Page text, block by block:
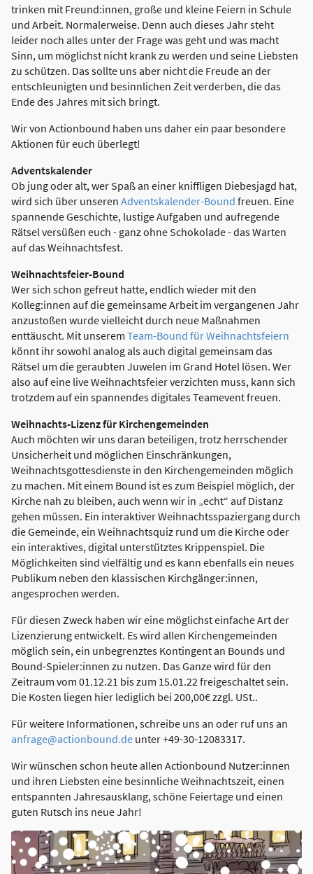
trinken mit Freund:innen, große und kleine Feiern in Schule
und Arbeit. Normalerweise. Denn auch dieses Jahr steht
leider noch alles unter der Frage was geht und was macht
Sinn, um möglichst nicht krank zu werden und seine Liebsten
zu schützen. Das sollte uns aber nicht die Freude an der
entschleunigten und besinnlichen Zeit verderben, die das
Ende des Jahres mit sich bringt.
Wir von Actionbound haben uns daher ein paar besondere
Aktionen für euch überlegt!
Adventskalender
Ob jung oder alt, wer Spaß an einer kniffligen Diebesjagd hat,
wird sich über unseren Adventskalender-Bound freuen. Eine
spannende Geschichte, lustige Aufgaben und aufregende
Rätsel versüßen euch - ganz ohne Schokolade - das Warten
auf das Weihnachtsfest.
Weihnachtsfeier-Bound
Wer sich schon gefreut hatte, endlich wieder mit den
Kolleg:innen auf die gemeinsame Arbeit im vergangenen Jahr
anzustoßen wurde vielleicht durch neue Maßnahmen
enttäuscht. Mit unserem Team-Bound für Weihnachtsfeiern
könnt ihr sowohl analog als auch digital gemeinsam das
Rätsel um die geraubten Juwelen im Grand Hotel lösen. Wer
also auf eine live Weihnachtsfeier verzichten muss, kann sich
trotzdem auf ein spannendes digitales Teamevent freuen.
Weihnachts-Lizenz für Kirchengemeinden
Auch möchten wir uns daran beteiligen, trotz herrschender
Unsicherheit und möglichen Einschränkungen,
Weihnachtsgottesdienste in den Kirchengemeinden möglich
zu machen. Mit einem Bound ist es zum Beispiel möglich, der
Kirche nah zu bleiben, auch wenn wir in „echt“ auf Distanz
gehen müssen. Ein interaktiver Weihnachtsspaziergang durch
die Gemeinde, ein Weihnachtsquiz rund um die Kirche oder
ein interaktives, digital unterstütztes Krippenspiel. Die
Möglichkeiten sind vielfältig und es kann ebenfalls ein neues
Publikum neben den klassischen Kirchgänger:innen,
angesprochen werden.
Für diesen Zweck haben wir eine möglichst einfache Art der
Lizenzierung entwickelt. Es wird allen Kirchengemeinden
möglich sein, ein unbegrenztes Kontingent an Bounds und
Bound-Spieler:innen zu nutzen. Das Ganze wird für den
Zeitraum vom 01.12.21 bis zum 15.01.22 freigeschaltet sein.
Die Kosten liegen hier lediglich bei 200,00€ zzgl. USt..
Für weitere Informationen, schreibe uns an oder ruf uns an
anfrage@actionbound.de unter +49-30-12083317.
Wir wünschen schon heute allen Actionbound Nutzer:innen
und ihren Liebsten eine besinnliche Weihnachtszeit, einen
entspannten Jahresausklang, schöne Feiertage und einen
guten Rutsch ins neue Jahr!